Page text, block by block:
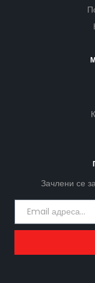
Зачлени се